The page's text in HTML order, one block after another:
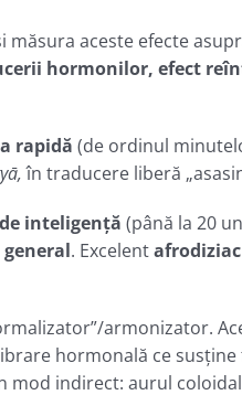
aceste efecte
hormonilor, efect
rapidă (de ordinul
în traducere liberă
inteligență (până la 20
. Excelent
armonizator.
hormonală ce
indirect: aurul